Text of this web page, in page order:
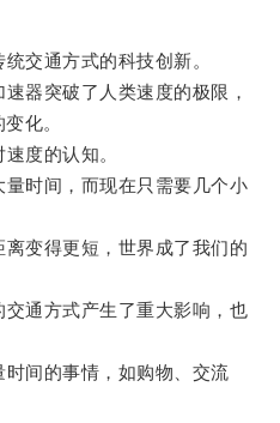
通方式的科技创新。
突破了人类速度的极限，
化。
度的认知。
时间，而现在只需要几个小
变得更短，世界成了我们的
通方式产生了重大影响，也
间的事情，如购物、交流